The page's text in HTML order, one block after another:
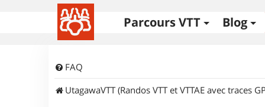
Parcours VTT Blog
FAQ
UtagawaVTT (Randos VTT et VTTAE avec traces